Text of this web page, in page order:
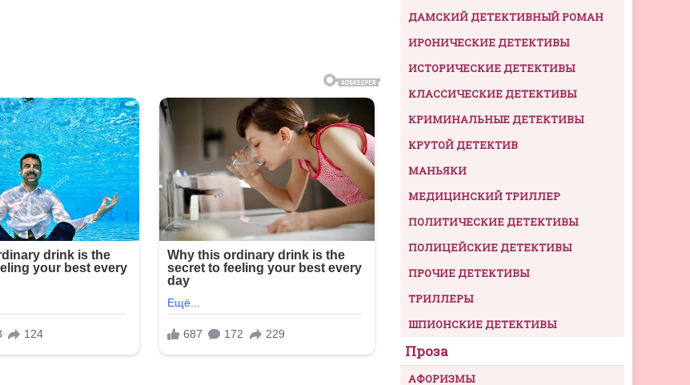
ДАМСКИЙ ДЕТЕКТИВНЫЙ РОМАН
ИРОНИЧЕСКИЕ ДЕТЕКТИВЫ
ИСТОРИЧЕСКИЕ ДЕТЕКТИВЫ
КЛАССИЧЕСКИЕ ДЕТЕКТИВЫ
КРИМИНАЛЬНЫЕ ДЕТЕКТИВЫ
КРУТОЙ ДЕТЕКТИВ
МАНЬЯКИ
МЕДИЦИНСКИЙ ТРИЛЛЕР
ПОЛИТИЧЕСКИЕ ДЕТЕКТИВЫ
ПОЛИЦЕЙСКИЕ ДЕТЕКТИВЫ
ПРОЧИЕ ДЕТЕКТИВЫ
ТРИЛЛЕРЫ
ШПИОНСКИЕ ДЕТЕКТИВЫ
Проза
АФОРИЗМЫ